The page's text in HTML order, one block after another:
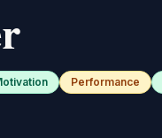
Performance